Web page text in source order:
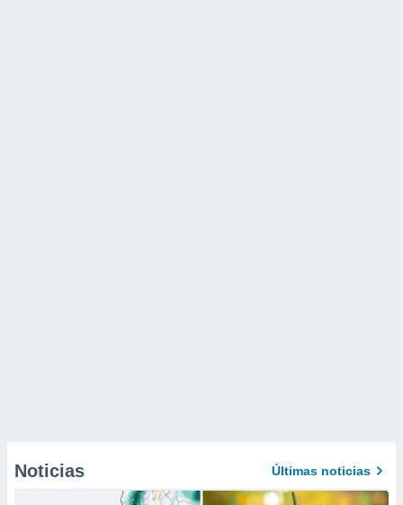
Noticias Últimas noticias